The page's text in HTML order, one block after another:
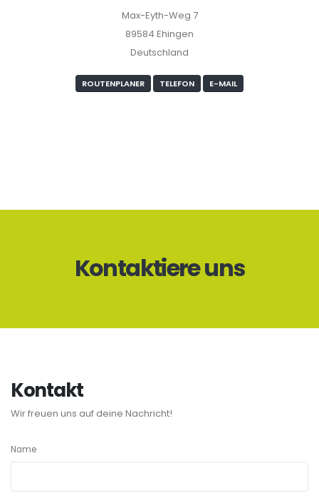
Max-Eyth-Weg 7
89584 Ehingen
Deutschland
ROUTENPLANER TELEFON E-MAIL
Kontaktiere uns
Kontakt
Wir freuen uns auf deine Nachricht!
Name